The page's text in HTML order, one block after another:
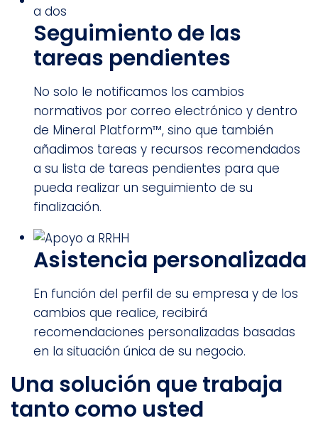
Seguimiento de las
tareas pendientes
No solo le notificamos los cambios
normativos por correo electrónico y dentro
de Mineral Platform™, sino que también
añadimos tareas y recursos recomendados
a su lista de tareas pendientes para que
pueda realizar un seguimiento de su
finalización.
Asistencia personalizada
En función del perfil de su empresa y de los
cambios que realice, recibirá
recomendaciones personalizadas basadas
en la situación única de su negocio.
Una solución que trabaja
tanto como usted